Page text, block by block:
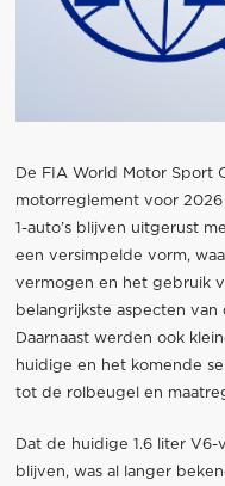
De FIA World Motor Sport
motorreglement voor
1-auto’s blijven uitgerust
een versimpelde vorm,
vermogen en het gebruik
belangrijkste aspecten
Daarnaast werden ook
huidige en het komende
tot de rolbeugel en
Dat de huidige 1.6 liter
blijven, was al langer